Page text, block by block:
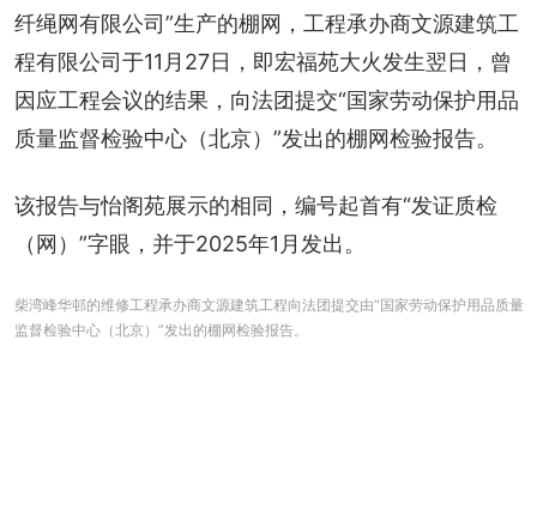
纤绳网有限公司”生产的棚网，工程承办商文源建筑工
程有限公司于11月27日，即宏福苑大火发生翌日，曾
因应工程会议的结果，向法团提交“国家劳动保护用品
质量监督检验中心（北京）”发出的棚网检验报告。
该报告与怡阁苑展示的相同，编号起首有“发证质检
（网）”字眼，并于2025年1月发出。
柴湾峰华邨的维修工程承办商文源建筑工程向法团提交由“国家劳动保护用品质量
监督检验中心（北京）”发出的棚网检验报告。